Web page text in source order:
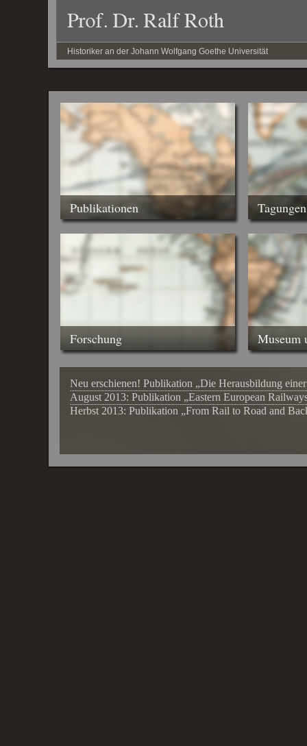
Historiker an der Johann Wolfgang Goethe Universität
Publikationen Tagungen
Forschung Museum
Neu erschienen! Publikation „Die Herausbildung
August 2013: Publikation „Eastern European
Herbst 2013: Publikation „From Rail to Road and